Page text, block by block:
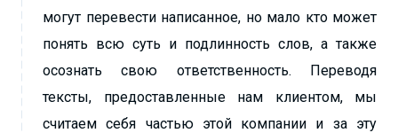
могут перевести написанное, но мало кто может
понять всю суть и подлинность слов, а также
осознать свою ответственность. Переводя
тексты, предоставленные нам клиентом, мы
считаем себя частью этой компании и за эту